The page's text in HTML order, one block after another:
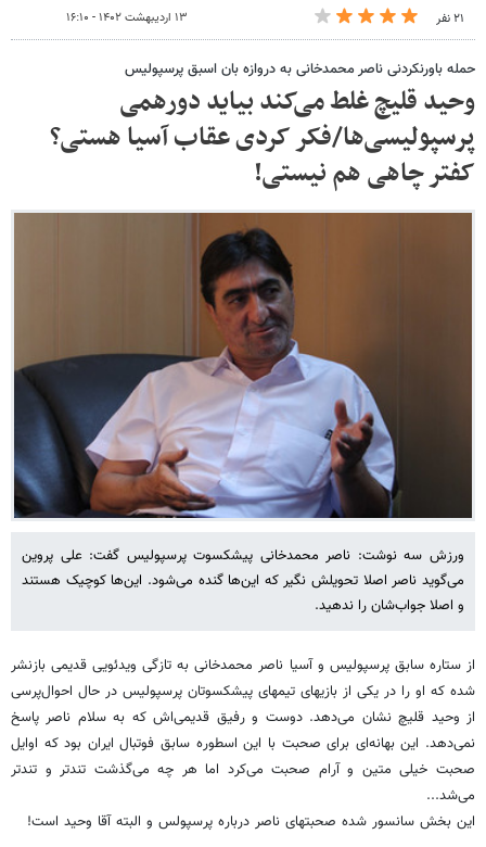
۲۱ نفر ۱۳ اردیبهشت ۱۴۰۲ - ۱۶:۱۰
حمله باورنکردنی ناصر محمدخانی به دروازه بان اسبق پرسپولیس
وحید قلیچ غلط می‌کند بیاید دورهمی
پرسپولیسی‌ها/فکر کردی عقاب آسیا هستی؟
کفتر چاهی هم نیستی!
ورزش سه نوشت: ناصر محمدخانی پیشکسوت پرسپولیس گفت: علی پروین
می‌گوید ناصر اصلا تحویلش نگیر که این‌ها گنده می‌شود. این‌ها کوچیک هستند
و اصلا جواب‌شان را ندهید.
از ستاره سابق پرسپولیس و آسیا ناصر محمدخانی به تازگی ویدئویی قدیمی بازنشر
شده که او را در یکی از بازیهای تیمهای پیشکسوتان پرسپولیس در حال احوال‌پرسی
از وحید قلیچ نشان می‌دهد. دوست و رفیق قدیمی‌اش که به سلام ناصر پاسخ
نمی‌دهد. این بهانه‌ای برای صحبت با این اسطوره سابق فوتبال ایران بود که اوایل
صحبت خیلی متین و آرام صحبت می‌‎‌کرد اما هر چه می‌گذشت تندتر و تندتر
می‌شد...
این بخش سانسور شده صحبتهای ناصر درباره پرسپولس و البته آقا وحید است!